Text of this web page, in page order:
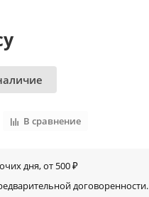
В сравнение
дня, от 500 ₽
договоренности.